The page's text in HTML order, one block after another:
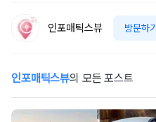
인포매틱스뷰 방문하기
인포매틱스뷰의 모든 포스트